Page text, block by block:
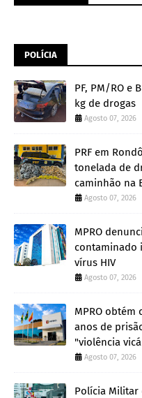
POLÍCIA
PF, PM/RO e
kg de drogas
Agosto 07, 2026
PRF em
tonelada de
caminhão na
Agosto 07, 2026
MPRO
contaminado
vírus HIV
Agosto 07, 2026
MPRO obtém
anos de
"violência
Agosto 07, 2026
Polícia Militar